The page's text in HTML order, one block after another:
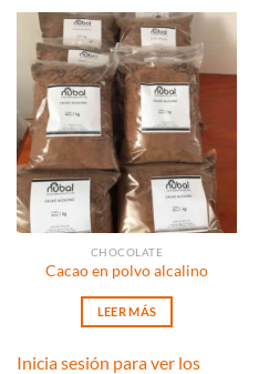
CHOCOLATE
Cacao en polvo alcalino
LEER MÁS
Inicia sesión para ver los